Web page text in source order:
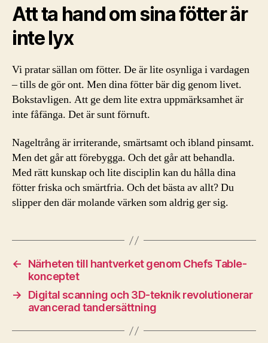
Att ta hand om sina fötter är
inte lyx
Vi pratar sällan om fötter. De är lite osynliga i vardagen
– tills de gör ont. Men dina fötter bär dig genom livet.
Bokstavligen. Att ge dem lite extra uppmärksamhet är
inte fåfänga. Det är sunt förnuft.
Nageltrång är irriterande, smärtsamt och ibland pinsamt.
Men det går att förebygga. Och det går att behandla.
Med rätt kunskap och lite disciplin kan du hålla dina
fötter friska och smärtfria. Och det bästa av allt? Du
slipper den där molande värken som aldrig ger sig.
←
Närheten till hantverket genom Chefs Table-
konceptet
→
Digital scanning och 3D-teknik revolutionerar
avancerad tandersättning